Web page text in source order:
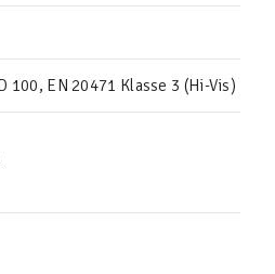
100, EN 20471 Klasse 3 (Hi-Vis)